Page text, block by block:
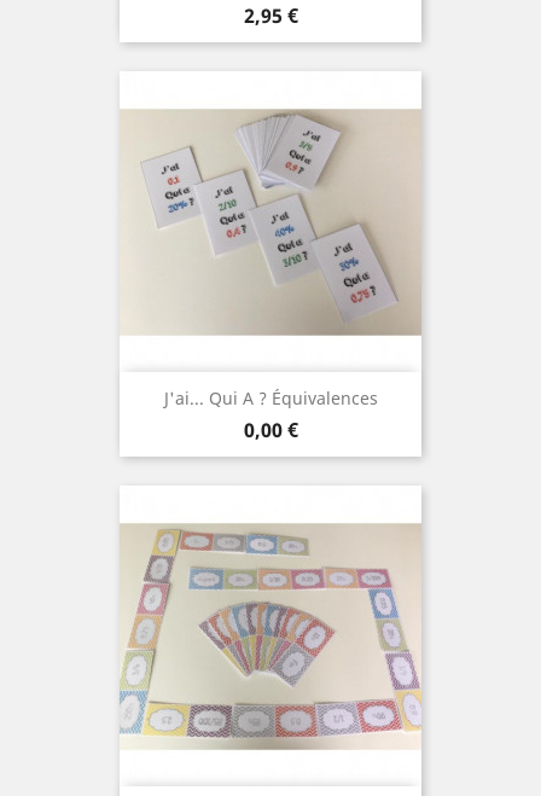
Prix
2,95 €
J'ai... Qui A ? Équivalences
Prix
0,00 €